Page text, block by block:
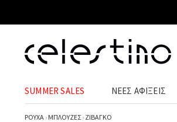
SUMMER SALES ΝΕΕΣ ΑΦΙΞΕΙΣ
ΡΟΥΧΑ › ΜΠΛΟΥΖΕΣ› ΖΙΒΑΓΚΟ